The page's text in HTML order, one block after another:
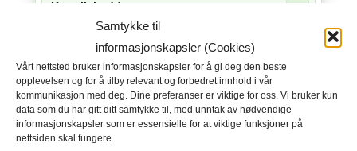
Samtykke til
informasjonskapsler (Cookies)
Vårt nettsted bruker informasjonskapsler for å gi deg den beste
opplevelsen og for å tilby relevant og forbedret innhold i vår
kommunikasjon med deg. Dine preferanser er viktige for oss. Vi bruker kun
data som du har gitt ditt samtykke til, med unntak av nødvendige
informasjonskapsler som er essensielle for at viktige funksjoner på
nettsiden skal fungere.
Kosttilskudd
Herbalife snacks
Herbalife sjokolade
Herbalife 24